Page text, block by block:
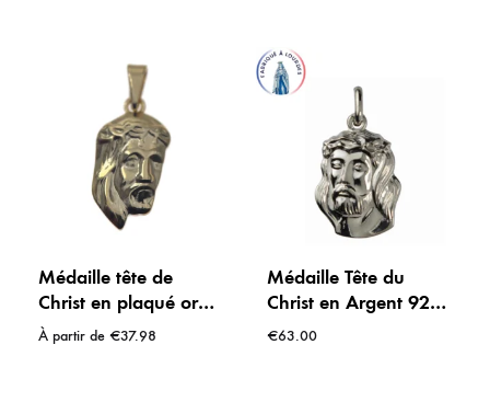
Médaille tête de
Christ en plaqué or
20 mm ou 30 mm –
À partir de €37.98
Médaille Tête du
Christ en Argent 925
– 20 mm – Symbole
€63.00